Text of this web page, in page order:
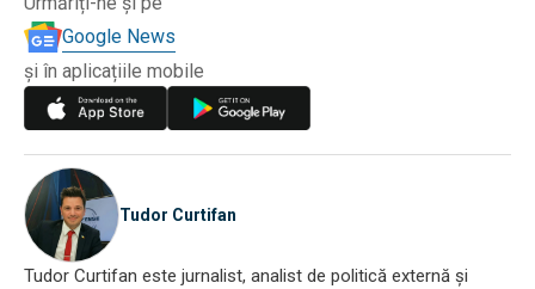
Google News
și în aplicațiile mobile
Tudor Curtifan
Tudor Curtifan este jurnalist, analist de politică externă și